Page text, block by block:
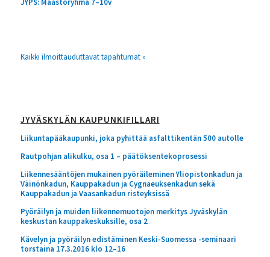
JYPS: Maastoryhmä 7–10v
Kaikki ilmoittauduttavat tapahtumat »
JYVÄSKYLÄN KAUPUNKIFILLARI
Liikuntapääkaupunki, joka pyhittää asfalttikentän 500 autolle
Rautpohjan alikulku, osa 1 – päätöksentekoprosessi
Liikennesääntöjen mukainen pyöräileminen Yliopistonkadun ja
Väinönkadun, Kauppakadun ja Cygnaeuksenkadun sekä
Kauppakadun ja Vaasankadun risteyksissä
Pyöräilyn ja muiden liikennemuotojen merkitys Jyväskylän
keskustan kauppakeskuksille, osa 2
Kävelyn ja pyöräilyn edistäminen Keski-Suomessa -seminaari
torstaina 17.3.2016 klo 12–16